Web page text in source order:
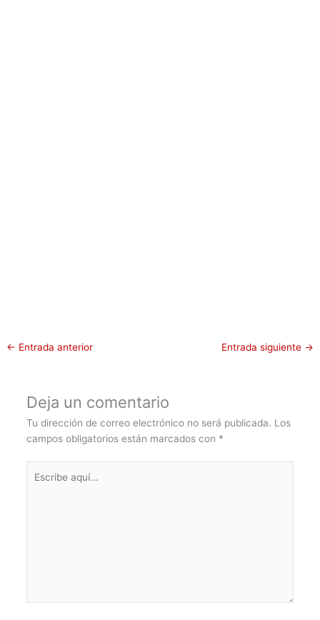
← Entrada anterior Entrada siguiente →
Deja un comentario
Tu dirección de correo electrónico no será publicada. Los
campos obligatorios están marcados con *
aquí...